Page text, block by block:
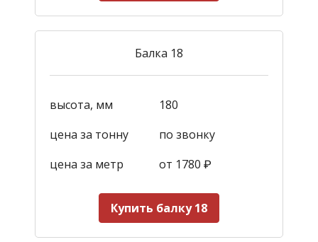
Балка 18
высота, мм
180
цена за тонну
по звонку
цена за метр
от 1780 ₽
Купить балку 18